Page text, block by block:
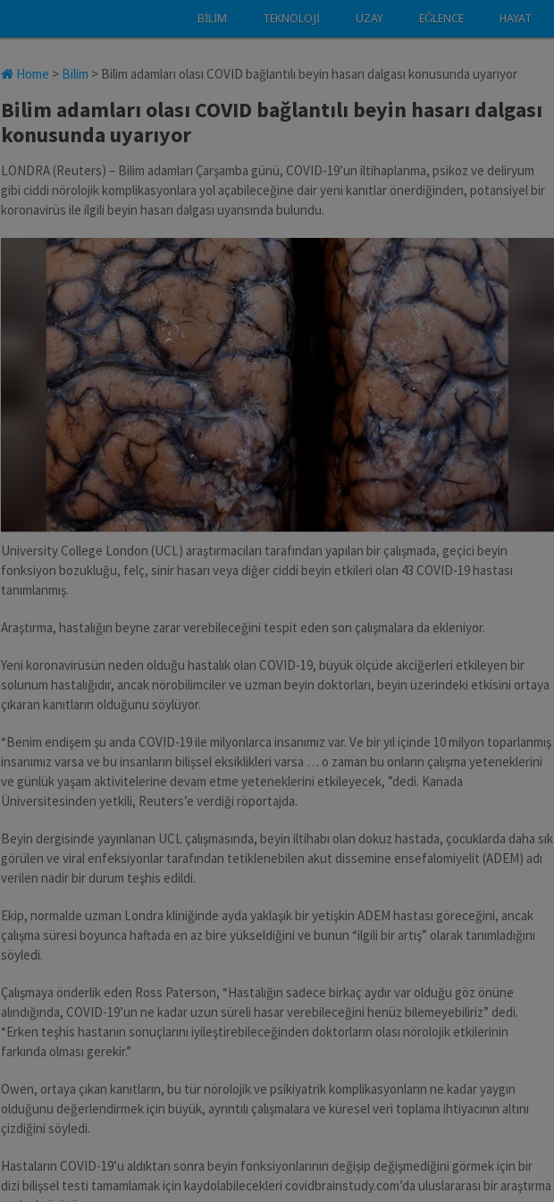
BILIM TEKNOLOJI UZAY EĞLENCE HAYAT
Home > Bilim > Bilim adamları olası COVID bağlantılı beyin hasarı dalgası konusunda uyarıyor
Bilim adamları olası COVID bağlantılı beyin hasarı dalgası
konusunda uyarıyor
LONDRA (Reuters) – Bilim adamları Çarşamba günü, COVID-19’un iltihaplanma, psikoz ve deliryum
gibi ciddi nörolojik komplikasyonlara yol açabileceğine dair yeni kanıtlar önerdiğinden, potansiyel bir
koronavirüs ile ilgili beyin hasarı dalgası uyarısında bulundu.
University College London (UCL) araştırmacıları tarafından yapılan bir çalışmada, geçici beyin
fonksiyon bozukluğu, felç, sinir hasarı veya diğer ciddi beyin etkileri olan 43 COVID-19 hastası
tanımlanmış.
Araştırma, hastalığın beyne zarar verebileceğini tespit eden son çalışmalara da ekleniyor.
Yeni koronavirüsün neden olduğu hastalık olan COVID-19, büyük ölçüde akciğerleri etkileyen bir
solunum hastalığıdır, ancak nörobilimciler ve uzman beyin doktorları, beyin üzerindeki etkisini ortaya
çıkaran kanıtların olduğunu söylüyor.
“Benim endişem şu anda COVID-19 ile milyonlarca insanımız var. Ve bir yıl içinde 10 milyon toparlanmış
insanımız varsa ve bu insanların bilişsel eksiklikleri varsa … o zaman bu onların çalışma yeteneklerini
ve günlük yaşam aktivitelerine devam etme yeteneklerini etkileyecek, ”dedi. Kanada
Üniversitesinden yetkili, Reuters’e verdiği röportajda.
Beyin dergisinde yayınlanan UCL çalışmasında, beyin iltihabı olan dokuz hastada, çocuklarda daha sık
görülen ve viral enfeksiyonlar tarafından tetiklenebilen akut dissemine ensefalomiyelit (ADEM) adı
verilen nadir bir durum teşhis edildi.
Ekip, normalde uzman Londra kliniğinde ayda yaklaşık bir yetişkin ADEM hastası göreceğini, ancak
çalışma süresi boyunca haftada en az bire yükseldiğini ve bunun “ilgili bir artış” olarak tanımladığını
söyledi.
Çalışmaya önderlik eden Ross Paterson, “Hastalığın sadece birkaç aydır var olduğu göz önüne
alındığında, COVID-19’un ne kadar uzun süreli hasar verebileceğini henüz bilemeyebiliriz” dedi.
“Erken teşhis hastanın sonuçlarını iyileştirebileceğinden doktorların olası nörolojik etkilerinin
farkında olması gerekir.”
Owen, ortaya çıkan kanıtların, bu tür nörolojik ve psikiyatrik komplikasyonların ne kadar yaygın
olduğunu değerlendirmek için büyük, ayrıntılı çalışmalara ve küresel veri toplama ihtiyacının altını
çizdiğini söyledi.
Hastaların COVID-19’u aldıktan sonra beyin fonksiyonlarının değişip değişmediğini görmek için bir
dizi bilişsel testi tamamlamak için kaydolabilecekleri covidbrainstudy.com’da uluslararası bir araştırma